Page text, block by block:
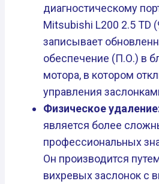
диагностическому
Mitsubishi L200 2.5 TD
записывает
обеспечение (П.О.) в
мотора, в котором
управления
Физическое
является более
профессиональных
Он производится
вихревых заслонок с